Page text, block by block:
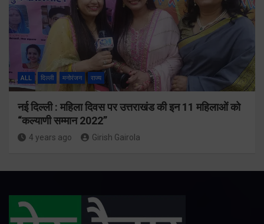
ALL दिल्ली मनोरंजन राज्य
नई दिल्ली : महिला दिवस पर उत्तराखंड की इन 11 महिलाओं को
“कल्याणी सम्मान 2022”
4 years ago Girish Gairola